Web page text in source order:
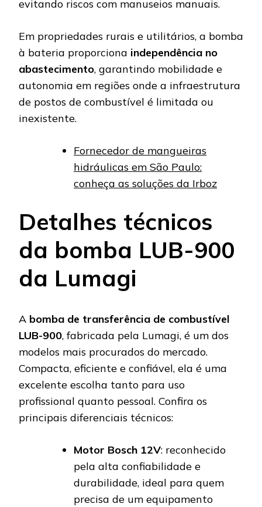
evitando riscos com manuseios manuais.
Em propriedades rurais e utilitários, a bomba
à bateria proporciona independência no
abastecimento, garantindo mobilidade e
autonomia em regiões onde a infraestrutura
de postos de combustível é limitada ou
inexistente.
Fornecedor de mangueiras
hidráulicas em São Paulo:
conheça as soluções da Irboz
Detalhes técnicos
da bomba LUB-900
da Lumagi
A bomba de transferência de combustível
LUB-900, fabricada pela Lumagi, é um dos
modelos mais procurados do mercado.
Compacta, eficiente e confiável, ela é uma
excelente escolha tanto para uso
profissional quanto pessoal. Confira os
principais diferenciais técnicos:
Motor Bosch 12V: reconhecido
pela alta confiabilidade e
durabilidade, ideal para quem
precisa de um equipamento